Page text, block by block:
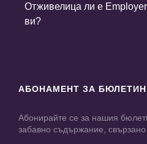
Отживелица ли е Employer
ви?
АБОНАМЕНТ ЗА БЮЛЕТИН
Абонирайте се за нашия
забавно съдържание,